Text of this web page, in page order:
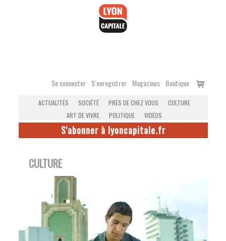
Se connecter S’enregistrer Magazines Boutique
Voir
ACTUALITÉS SOCIÉTÉ PRÈS DE CHEZ VOUS
CULTURE
ART DE VIVRE
POLITIQUE VIDÉOS
S'abonner à lyoncapitale.fr
CULTURE